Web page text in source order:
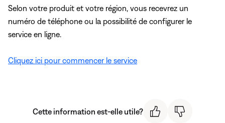
Selon votre produit et votre région, vous recevrez un
numéro de téléphone ou la possibilité de configurer le
service en ligne.
Cliquez ici pour commencer le service
Cette information est-elle utile?